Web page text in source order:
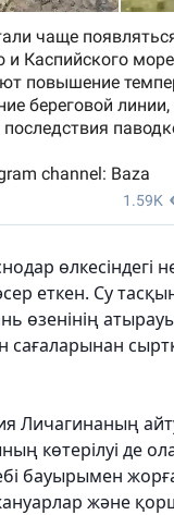
өлкесіндегі
еткен. Су
өзенінің
сағаларынан
Личагинаның
көтерілуі де
бауырымен
және